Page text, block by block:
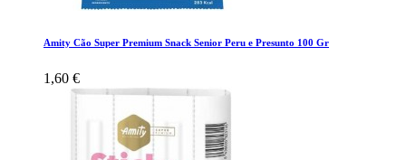
Amity Cão Super Premium Snack Senior Peru e Presunto 100 Gr
1,60 €